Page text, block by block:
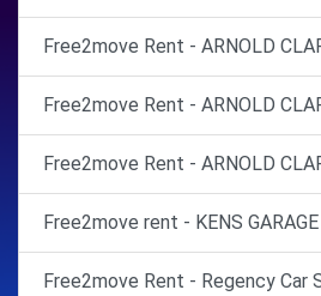
Free2move Rent - ARNOLD
Free2move Rent - ARNOLD
Free2move Rent - ARNOLD
Free2move rent - KENS
Free2move Rent - Regency Car